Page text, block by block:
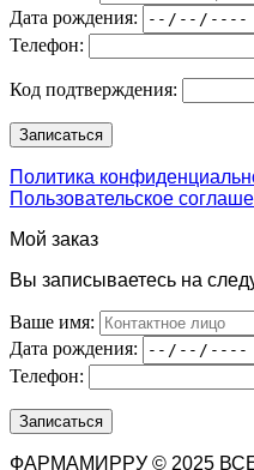
Дата рождения:
Телефон:
Код подтверждения:
Политика
Пользовательское
Мой заказ
Вы записываетесь на
Ваше имя:
Дата рождения:
Телефон:
ФАРМАМИРРУ © 2025